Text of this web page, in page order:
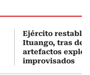
Ejército
Ituango, tras
artefactos
improvisados